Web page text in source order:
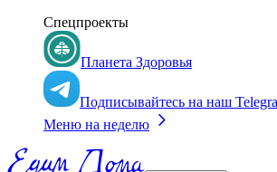
Спецпроекты
Планета Здоровья
Подписывайтесь на наш
Меню на неделю